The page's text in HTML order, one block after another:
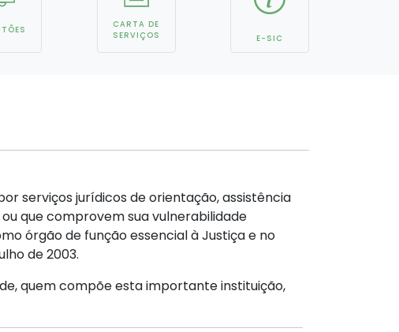
CARTA DE
SERVIÇOS
E-SIC
serviços jurídicos de orientação, assistência
que comprovem sua vulnerabilidade
órgão de função essencial à Justiça e no
de 2003.
quem compõe esta importante instituição,